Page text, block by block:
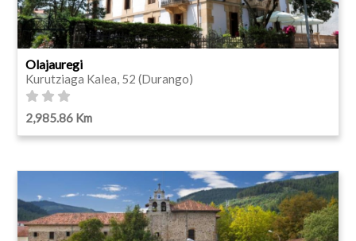
Olajauregi
Kurutziaga Kalea, 52 (Durango)
2,985.86 Km